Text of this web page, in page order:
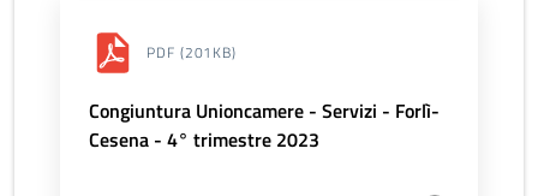
PDF (201KB)
Congiuntura Unioncamere - Servizi - Forlì-
Cesena - 4° trimestre 2023